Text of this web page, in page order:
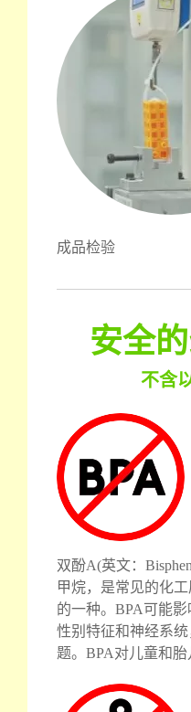
成品检验
安全
不含
双酚A(英文：
甲烷，是常见的化
的一种。BPA可能影
性别特征和神经系
题。BPA对儿童和胎